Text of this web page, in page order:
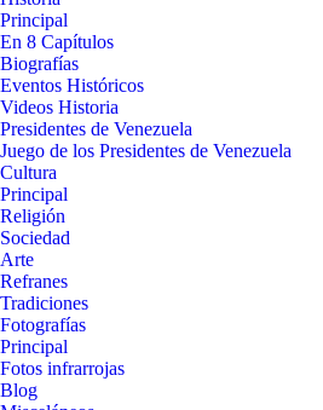
Principal
En 8 Capítulos
Biografías
Eventos Históricos
Videos Historia
Presidentes de Venezuela
Juego de los Presidentes de Venezuela
Cultura
Principal
Religión
Sociedad
Arte
Refranes
Tradiciones
Fotografías
Principal
Fotos infrarrojas
Blog